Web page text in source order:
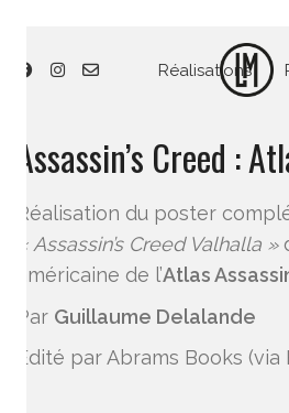
Réalisations
Assassin’s Creed :
Réalisation du poster
« Assassin’s Creed Valhalla »
américaine de l’Atlas
Par Guillaume Delalande
Édité par Abrams Books